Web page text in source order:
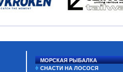
МОРСКАЯ РЫБАЛКА
СНАСТИ НА ЛОСОСЯ